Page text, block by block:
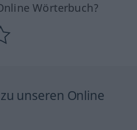
Wörterbuch?
unseren Online